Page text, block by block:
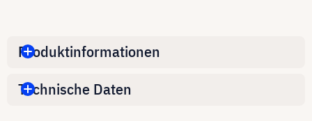
Produktinformationen
Technische Daten